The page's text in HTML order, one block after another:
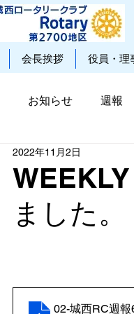
会長挨拶 役員・理
お知らせ 週報
ました。
2022年11月2日
02-城西RC週報